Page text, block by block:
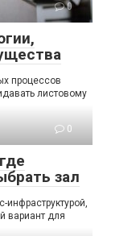
0
процессов
листовому
0
зал
инфраструктурой,
вариант для